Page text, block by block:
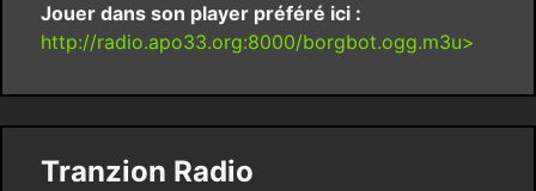
Jouer dans son player préféré ici :
http://radio.apo33.org:8000/borgbot.ogg.m3u>
Tranzion Radio